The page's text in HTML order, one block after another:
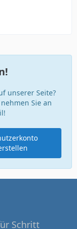
unserer Seite?
Sie an
Schritt